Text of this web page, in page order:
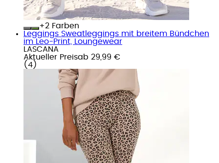
+
Farben
Leggings Sweatleggings mit breitem Bündchen
im Leo-Print, Loungewear
LASCANA
Aktueller Preisab 29,99 €
( 4 )